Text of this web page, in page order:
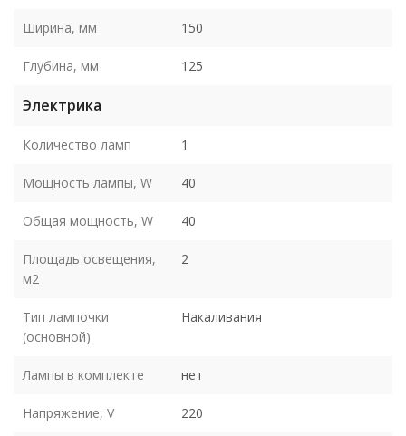
Ширина, мм 150
Глубина, мм 125
Электрика
Количество ламп 1
Мощность лампы, W 40
Общая мощность, W 40
Площадь освещения,
м2
2
Тип лампочки
(основной)
Накаливания
Лампы в комплекте нет
Напряжение, V 220